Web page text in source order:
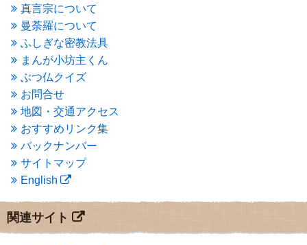
2015年5月(1)
2015年4月(1)
(3)
2015年2月(3)
2015年1月(1)
2014年12月 (2)
2014年9月
2014年5月(1)
2014年4月 (4)
2014年1月 (1)
2013年11月(4)
2013年10月 (2)
2013年9月(4)
2013年7月
(7)
2013年6月 (6)
2013年5月(13)
真言宗について
曼荼羅について
ふしぎな密教法具
まんが小坊主くん
ぶつ仏クイズ
お問合せ
地図・交通アクセス
おすすめリンク集
バックナンバー
サイトマップ
English
関連サイト